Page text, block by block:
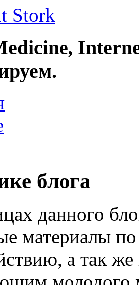
Stork
блога
данного
материалы
а так